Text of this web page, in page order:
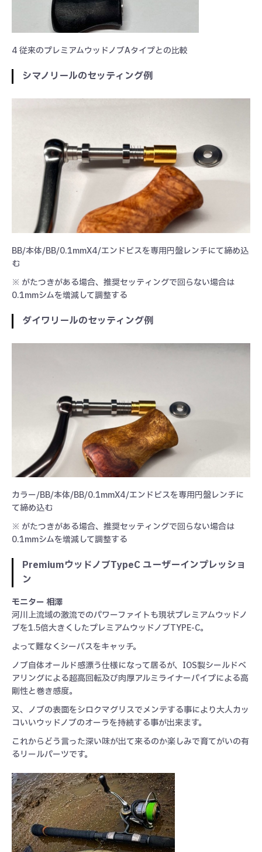
4 従来のプレミアムウッドノブAタイプとの比較
シマノリールのセッティング例
BB/本体/BB/0.1mmX4/エンドビスを専用円盤レンチにて締め込
む
※ がたつきがある場合、推奨セッティングで回らない場合は
0.1mmシムを増減して調整する
ダイワリールのセッティング例
カラー/BB/本体/BB/0.1mmX4/エンドビスを専用円盤レンチに
て締め込む
※ がたつきがある場合、推奨セッティングで回らない場合は
0.1mmシムを増減して調整する
PremiumウッドノブTypeC ユーザーインプレッショ
ン
モニター 相澤
河川上流域の激流でのパワーファイトも現状プレミアムウッドノ
ブを1.5倍大きくしたプレミアムウッドノブTYPE-C。
よって難なくシーバスをキャッチ。
ノブ自体オールド感漂う仕様になって居るが、IOS製シールドベ
アリングによる超高回転及び肉厚アルミライナーパイプによる高
剛性と巻き感度。
又、ノブの表面をシロクマグリスでメンテする事により大人カッ
コいいウッドノブのオーラを持続する事が出来ます。
これからどう言った深い味が出て来るのか楽しみで育てがいの有
るリールパーツです。